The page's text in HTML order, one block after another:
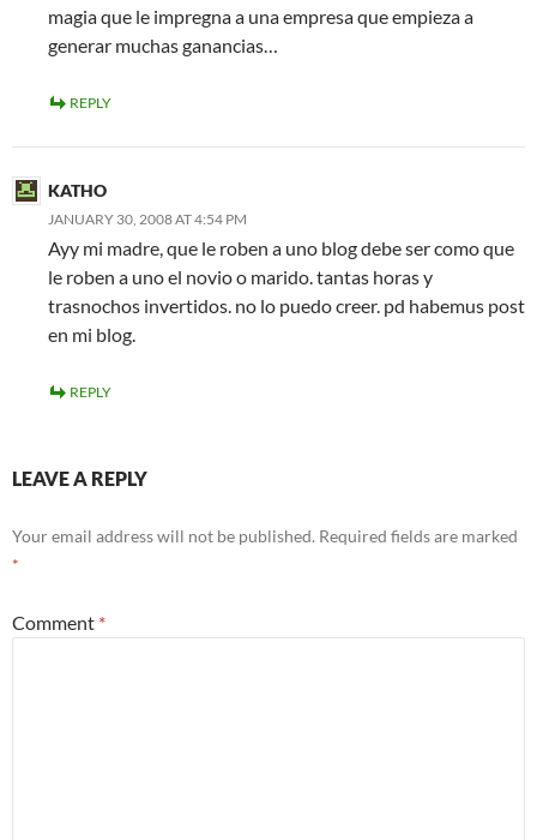
magia que le impregna a una empresa que empieza a
generar muchas ganancias…
REPLY
KATHO
JANUARY 30, 2008 AT 4:54 PM
Ayy mi madre, que le roben a uno blog debe ser como que
le roben a uno el novio o marido. tantas horas y
trasnochos invertidos. no lo puedo creer. pd habemus post
en mi blog.
REPLY
LEAVE A REPLY
Your email address will not be published. Required fields are marked
*
Comment *